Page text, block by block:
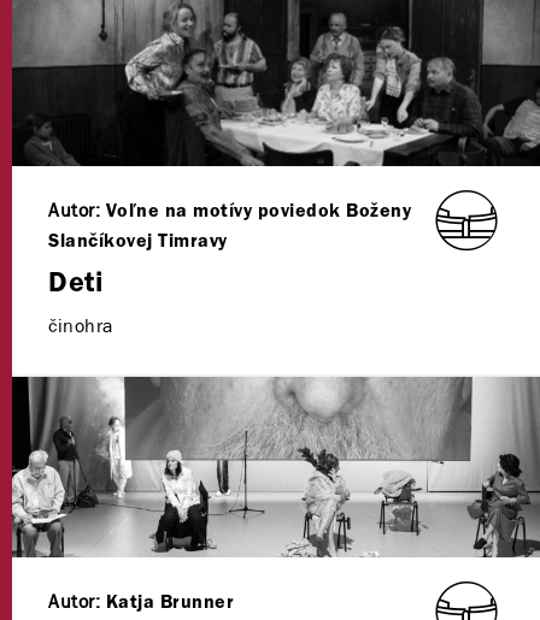
Autor: Voľne na motívy poviedok Boženy
Slančíkovej Timravy
Deti
činohra
Autor: Katja Brunner